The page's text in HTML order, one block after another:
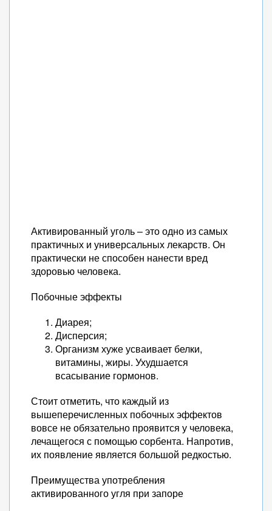
Активированный уголь – это одно из самых
практичных и универсальных лекарств. Он
практически не способен нанести вред
здоровью человека.
Побочные эффекты
Диарея;
Дисперсия;
Организм хуже усваивает белки,
витамины, жиры. Ухудшается
всасывание гормонов.
Стоит отметить, что каждый из
вышеперечисленных побочных эффектов
вовсе не обязательно проявится у человека,
лечащегося с помощью сорбента. Напротив,
их появление является большой редкостью.
Преимущества употребления
активированного угля при запоре